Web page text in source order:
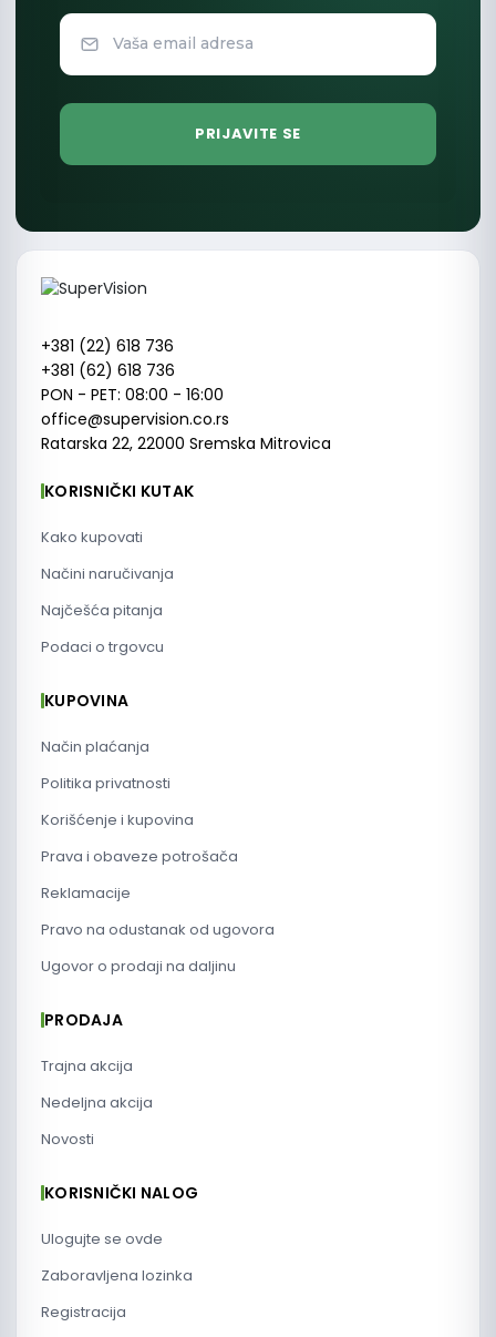
+381 (22) 618 736
+381 (62) 618 736
PON - PET: 08:00 - 16:00
office@supervision.co.rs
Ratarska 22, 22000 Sremska Mitrovica
KORISNIČKI KUTAK
Kako kupovati
Načini naručivanja
Najčešća pitanja
Podaci o trgovcu
KUPOVINA
Način plaćanja
Politika privatnosti
Korišćenje i kupovina
Prava i obaveze potrošača
Reklamacije
Pravo na odustanak od ugovora
Ugovor o prodaji na daljinu
PRODAJA
Trajna akcija
Nedeljna akcija
Novosti
KORISNIČKI NALOG
Ulogujte se ovde
Zaboravljena lozinka
Registracija